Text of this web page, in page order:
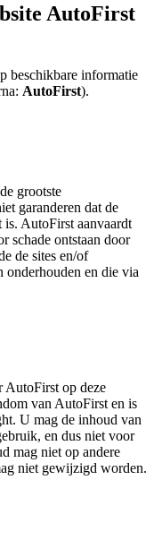
AutoFirst
beschikbare informatie
AutoFirst).
grootste
garanderen dat de
is. AutoFirst aanvaardt
schade ontstaan door
de sites en/of
onderhouden en die via
AutoFirst op deze
van AutoFirst en is
U mag de inhoud van
en dus niet voor
mag niet op andere
niet gewijzigd worden.